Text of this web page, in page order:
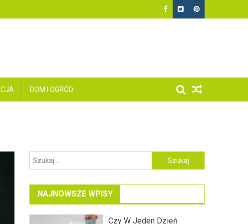
DOM I OGRÓD
Szukaj:
NAJNOWSZE WPISY
Czy W Jeden Dzień